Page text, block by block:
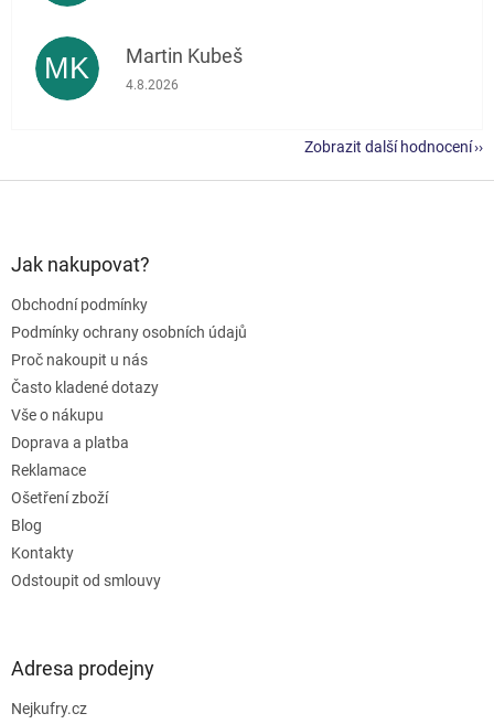
MK Martin Kubeš
Hodnocení obchodu je 5 z 5 hvězdiček.
4.8.2026
Zobrazit další hodnocení
Jak nakupovat?
Obchodní podmínky
Podmínky ochrany osobních údajů
Proč nakoupit u nás
Často kladené dotazy
Vše o nákupu
Doprava a platba
Reklamace
Ošetření zboží
Blog
Kontakty
Odstoupit od smlouvy
Adresa prodejny
Nejkufry.cz